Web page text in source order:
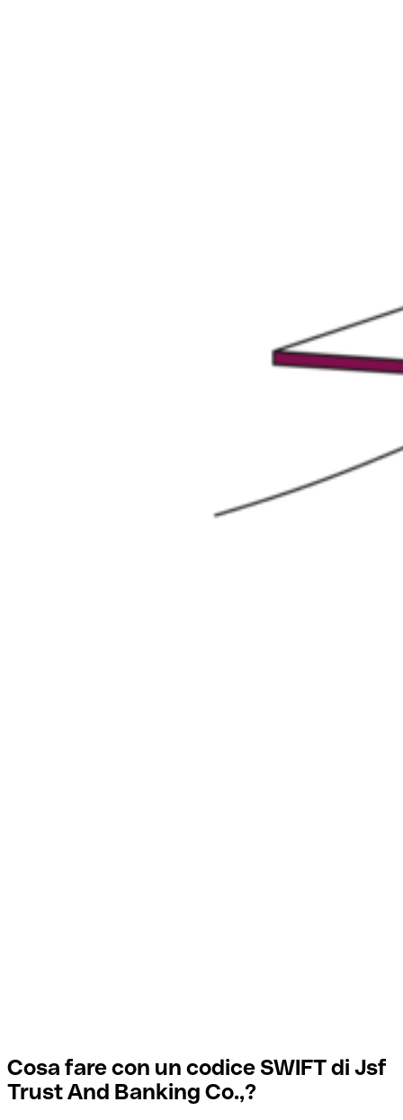
Cosa fare con un codice SWIFT di Jsf
Trust And Banking Co.,?